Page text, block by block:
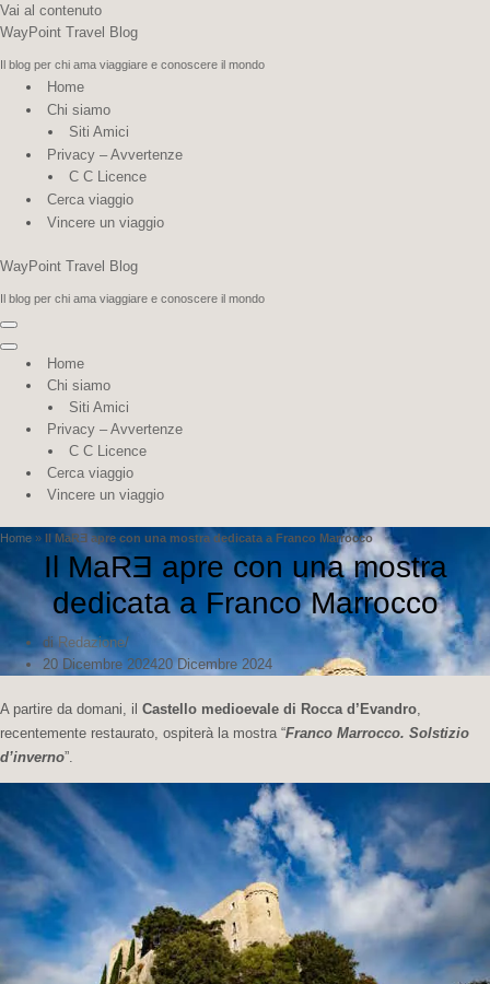
Vai al contenuto
WayPoint Travel Blog
Il blog per chi ama viaggiare e conoscere il mondo
Home
Chi siamo
Siti Amici
Privacy – Avvertenze
C C Licence
Cerca viaggio
Vincere un viaggio
WayPoint Travel Blog
Il blog per chi ama viaggiare e conoscere il mondo
Menu
di
navigazione
Menu
navigazione
Home
Chi siamo
Siti Amici
Privacy – Avvertenze
C C Licence
Cerca viaggio
Vincere un viaggio
Home » Il MaRƎ apre con una mostra dedicata a Franco Marrocco
Il MaRƎ apre con una mostra
dedicata a Franco Marrocco
di Redazione
20 Dicembre 202420 Dicembre 2024
A partire da domani, il Castello medioevale di Rocca d’Evandro
recentemente restaurato, ospiterà la mostra “Franco Marrocco. Solstizio
d’inverno”.